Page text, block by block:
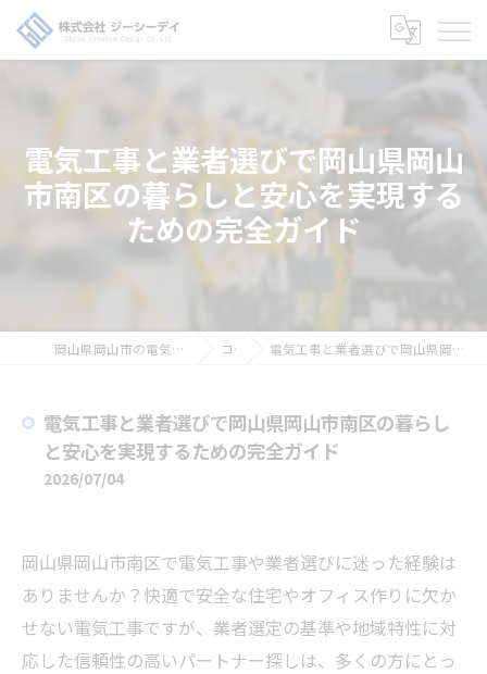
電気工事と業者選びで岡山県岡山
市南区の暮らしと安心を実現する
ための完全ガイド
岡山県岡山市の電気工事の求人なら株式会社ジーシーデイ コラム 電気工事と業者選びで岡山県岡山市南区の暮らしと安心を実現するための完全ガイド
電気工事と業者選びで岡山県岡山市南区の暮らし
と安心を実現するための完全ガイド
2026/07/04
岡山県岡山市南区で電気工事や業者選びに迷った経験は
ありませんか？快適で安全な住宅やオフィス作りに欠か
せない電気工事ですが、業者選定の基準や地域特性に対
応した信頼性の高いパートナー探しは、多くの方にとっ